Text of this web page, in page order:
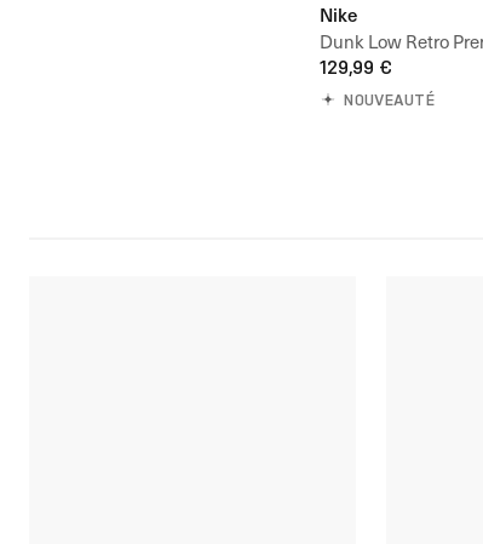
Nike
Dunk Low Retro
129,99 €
NOUVEAUTÉ